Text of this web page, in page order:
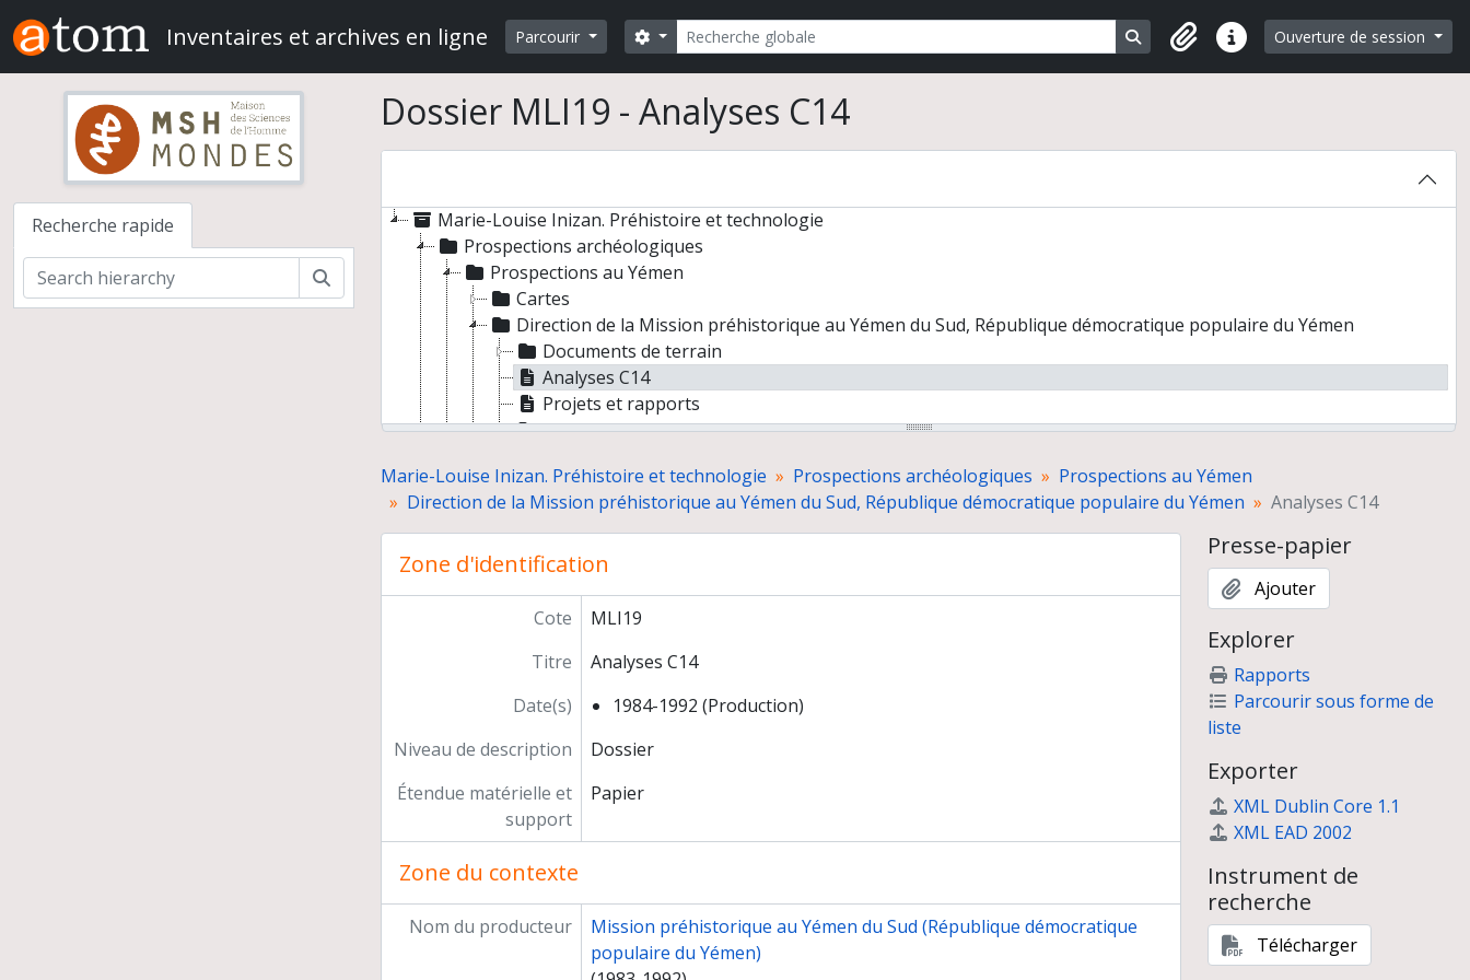
Skip to main content
Inventaires et archives en ligne Parcourir Rechercher
Search options Search in browse page
Liens rapidesOuverture de session
Recherche rapide
Rechercher
Dossier MLI19 - Analyses C14
Marie-Louise Inizan. Préhistoire et technologie
Prospections archéologiques
Prospections au Yémen
Cartes
Direction de la Mission préhistorique au Yémen du Sud, République démocratique populaire du Yémen
Documents de terrain
Analyses C14
Projets et rapports
Administration de la mission
Collections de photographies numérisées
Prospections à Eski-Mossoul (Iraq) et étude du matériel lithique
Mission exploratoire dans le Nord-Est de la Syrie en 1987 et prospections en Haute Djezireh en 1989
Missions d'étude
Participation à des congrès et conférences
Direction de la RCP puis du GDR 743
Marie-Louise Inizan. Préhistoire et technologie Prospections archéologiques
Prospections au Yémen
Direction de la Mission préhistorique au Yémen du Sud, République démocratique populaire du Yémen
Analyses C14
Zone d'identification
Cote
MLI19
Titre
Analyses C14
Date(s)
1984-1992 (Production)
Niveau de description
Dossier
Étendue matérielle et
support
Papier
Zone du contexte
Nom du producteur
Mission préhistorique au Yémen du Sud (République démocratique
populaire du Yémen)
Presse-papier
Ajouter
Explorer
Rapports
Parcourir sous forme de
liste
Exporter
XML Dublin Core 1.1
XML EAD 2002
Instrument de
recherche
Télécharger